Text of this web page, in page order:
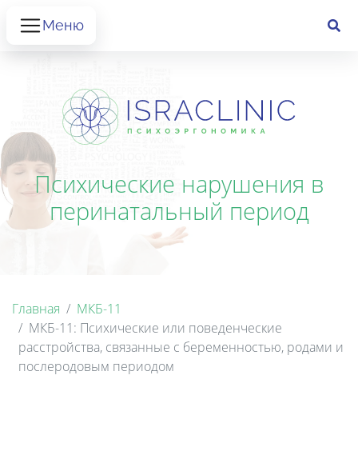
Меню
Психические нарушения в
перинатальный период
Главная
МКБ-11
МКБ-11: Психические или поведенческие
расстройства, связанные с беременностью, родами и
послеродовым периодом